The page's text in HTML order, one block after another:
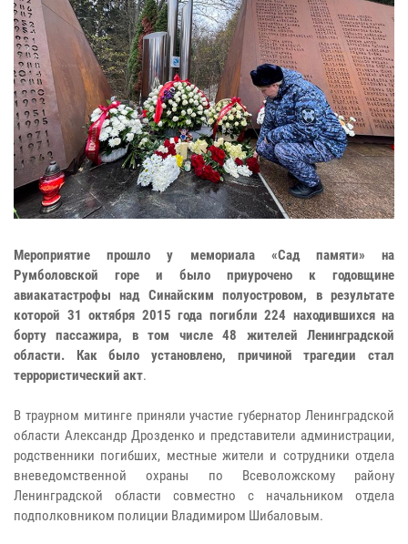
Мероприятие прошло у мемориала «Сад памяти» на
Румболовской горе и было приурочено к годовщине
авиакатастрофы над Синайским полуостровом, в результате
которой 31 октября 2015 года погибли 224 находившихся на
борту пассажира, в том числе 48 жителей Ленинградской
области. Как было установлено, причиной трагедии стал
террористический акт.
В траурном митинге приняли участие губернатор Ленинградской
области Александр Дрозденко и представители администрации,
родственники погибших, местные жители и сотрудники отдела
вневедомственной охраны по Всеволожскому району
Ленинградской области совместно с начальником отдела
подполковником полиции Владимиром Шибаловым.